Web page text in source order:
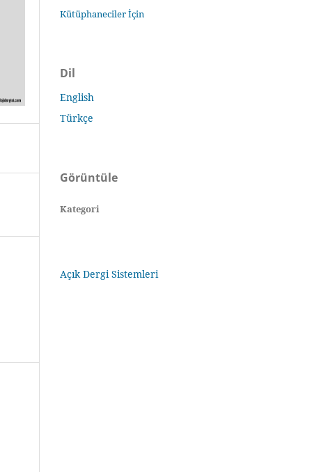
Kütüphaneciler İçin
Dil
English
Türkçe
Görüntüle
Kategori
Açık Dergi Sistemleri